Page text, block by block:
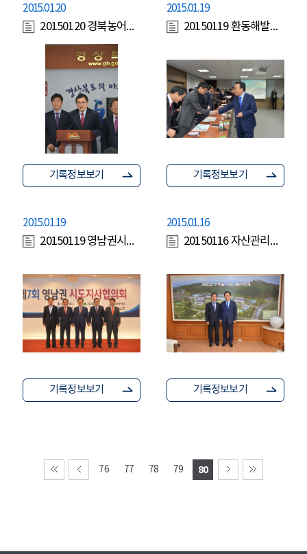
2015.01.20
20150120 경북농어업 FTA대책특별위원회 전체회의 및 기자회견
기록정보보기
2015.01.19
20150119 환동해발전 전략회의
기록정보보기
2015.01.19
20150119 영남권시도지사협의회
기록정보보기
2015.01.16
20150116 자산관리공사장 방문
기록정보보기
76 77 78 79 80